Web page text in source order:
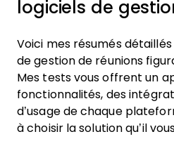
logiciels de
Voici mes résumés
de gestion de réunions
Mes tests vous offrent un
fonctionnalités, des
d’usage de chaque
à choisir la solution qu’il